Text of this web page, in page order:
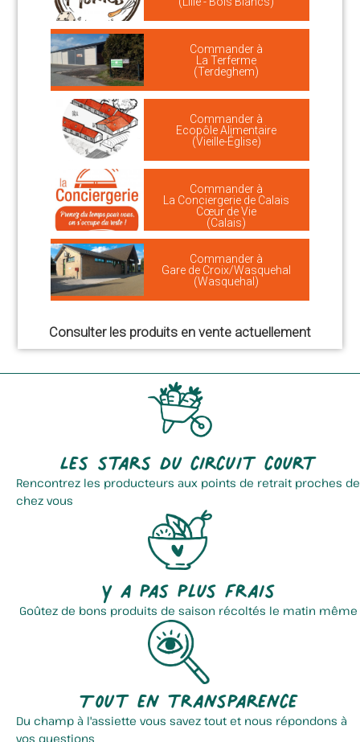
Commander à
La Terferme
(Terdeghem)
Commander à
Ecopôle Alimentaire
(Vieille-Église)
Commander à
La Conciergerie de Calais
Cœur de Vie
(Calais)
Commander à
Gare de Croix/Wasquehal
(Wasquehal)
Consulter les produits en vente actuellement
Les stars du circuit court
Rencontrez les producteurs aux points de retrait proches de
chez vous
Y a pas plus frais
Goûtez de bons produits de saison récoltés le matin même
Tout en transparence
Du champ à l'assiette vous savez tout et nous répondons à
vos questions